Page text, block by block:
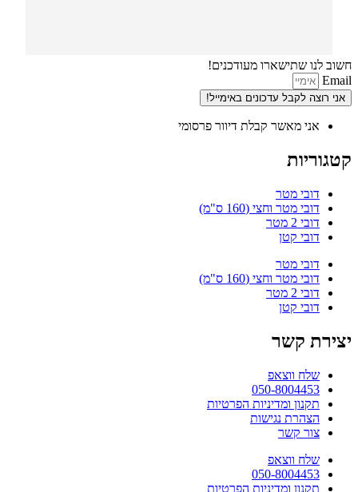
חשוב לנו שתישארו מעודכנים!
Email
אני רוצה לקבל עדכונים באימייל!
אני מאשר קבלת דיוור פרסומי
קטגוריות
דובי מטר
דובי מטר וחצי (160 ס"מ)
דובי 2 מטר
דובי קטן
דובי מטר
דובי מטר וחצי (160 ס"מ)
דובי 2 מטר
דובי קטן
יצירת קשר
שלח ווצאפ
050-8004453
תקנון ומדיניות הפרטיות
הצהרת נגישות
צור קשר
שלח ווצאפ
050-8004453
תקנון ומדיניות הפרטיות